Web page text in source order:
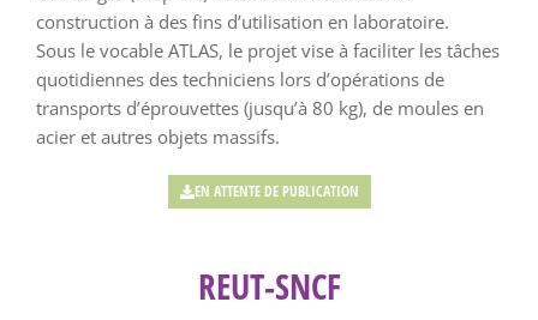
construction à des fins d’utilisation en laboratoire.
Sous le vocable ATLAS, le projet vise à faciliter les tâches
quotidiennes des techniciens lors d’opérations de
transports d’éprouvettes (jusqu’à 80 kg), de moules en
acier et autres objets massifs.
EN ATTENTE DE PUBLICATION
REUT-SNCF